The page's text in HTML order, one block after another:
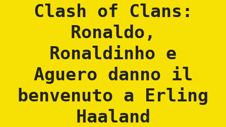
Clash of Clans:
Ronaldo,
Ronaldinho e
Aguero danno il
benvenuto a Erling
Haaland